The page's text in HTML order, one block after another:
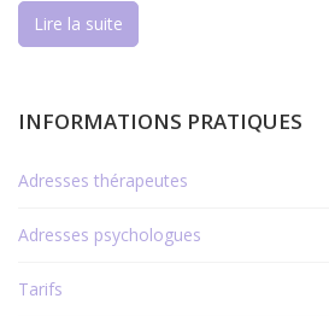
Lire la suite
INFORMATIONS PRATIQUES
Adresses thérapeutes
Adresses psychologues
Tarifs